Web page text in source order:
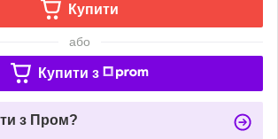
Купити
або
Купити з
з Пром?